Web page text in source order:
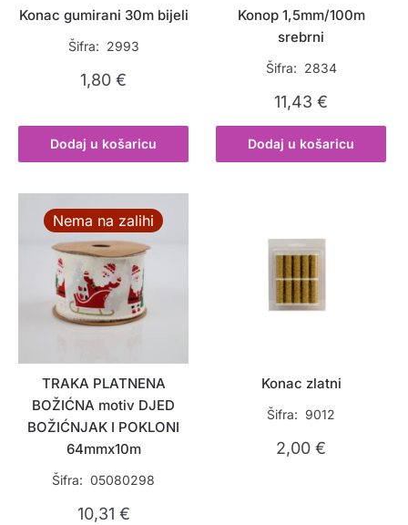
Konac gumirani 30m bijeli
Šifra: 2993
1,80€
Dodaj u košaricu
Konop 1,5mm/100m
srebrni
Šifra: 2834
11,43€
Dodaj u košaricu
Nema na zalihi
TRAKA PLATNENA
BOŽIĆNA motiv DJED
BOŽIĆNJAK I POKLONI
64mmx10m
Šifra: 05080298
10,31 €
Konac zlatni
Šifra: 9012
2,00€